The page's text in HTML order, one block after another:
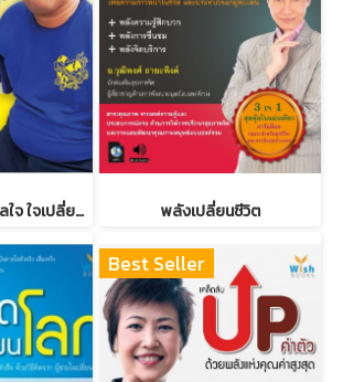
เสียงแห่งแรงบันดาลใจ ใจเปลี่ยนโลก พลังเปลี่ยนชีวิต
Best Seller